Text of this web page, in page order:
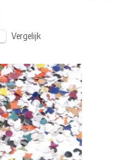
Vergelijk